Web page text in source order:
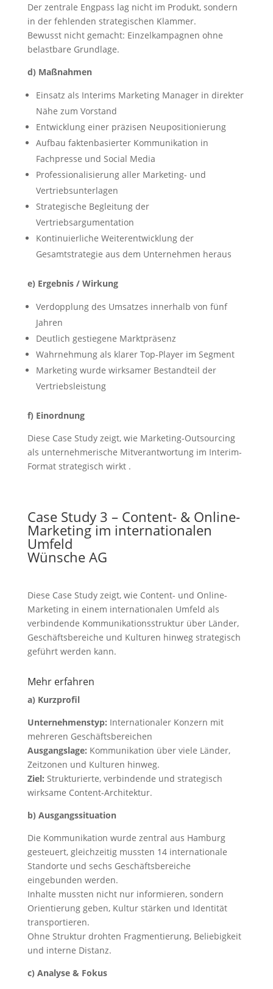
Der zentrale Engpass lag nicht im Produkt, sondern
in der fehlenden strategischen Klammer.
Bewusst nicht gemacht: Einzelkampagnen ohne
belastbare Grundlage.
d) Maßnahmen
Einsatz als Interims Marketing Manager in direkter
Nähe zum Vorstand
Entwicklung einer präzisen Neupositionierung
Aufbau faktenbasierter Kommunikation in
Fachpresse und Social Media
Professionalisierung aller Marketing- und
Vertriebsunterlagen
Strategische Begleitung der
Vertriebsargumentation
Kontinuierliche Weiterentwicklung der
Gesamtstrategie aus dem Unternehmen heraus
e) Ergebnis / Wirkung
Verdopplung des Umsatzes innerhalb von fünf
Jahren
Deutlich gestiegene Marktpräsenz
Wahrnehmung als klarer Top-Player im Segment
Marketing wurde wirksamer Bestandteil der
Vertriebsleistung
f) Einordnung
Diese Case Study zeigt, wie Marketing-Outsourcing
als unternehmerische Mitverantwortung im Interim-
Format strategisch wirkt .
Case Study 3 – Content- & Online-
Marketing im internationalen
Umfeld
Wünsche AG
Diese Case Study zeigt, wie Content- und Online-
Marketing in einem internationalen Umfeld als
verbindende Kommunikationsstruktur über Länder,
Geschäftsbereiche und Kulturen hinweg strategisch
geführt werden kann.
Mehr erfahren
a) Kurzprofil
Unternehmenstyp: Internationaler Konzern mit
mehreren Geschäftsbereichen
Ausgangslage: Kommunikation über viele Länder,
Zeitzonen und Kulturen hinweg.
Ziel: Strukturierte, verbindende und strategisch
wirksame Content-Architektur.
b) Ausgangssituation
Die Kommunikation wurde zentral aus Hamburg
gesteuert, gleichzeitig mussten 14 internationale
Standorte und sechs Geschäftsbereiche
eingebunden werden.
Inhalte mussten nicht nur informieren, sondern
Orientierung geben, Kultur stärken und Identität
transportieren.
Ohne Struktur drohten Fragmentierung, Beliebigkeit
und interne Distanz.
c) Analyse & Fokus